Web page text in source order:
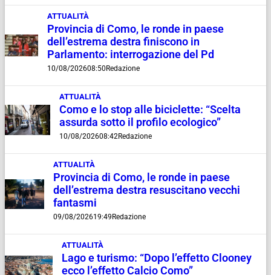
ATTUALITÀ
Provincia di Como, le ronde in paese
dell’estrema destra finiscono in
Parlamento: interrogazione del Pd
10/08/202608:50 Redazione
ATTUALITÀ
Como e lo stop alle biciclette: “Scelta
assurda sotto il profilo ecologico”
10/08/202608:42Redazione
ATTUALITÀ
Provincia di Como, le ronde in paese
dell’estrema destra resuscitano vecchi
fantasmi
09/08/202619:49 Redazione
ATTUALITÀ
Lago e turismo: “Dopo l’effetto Clooney
ecco l’effetto Calcio Como”